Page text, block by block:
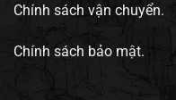
Chính sách vận chuyển.
Chính sách bảo mật.